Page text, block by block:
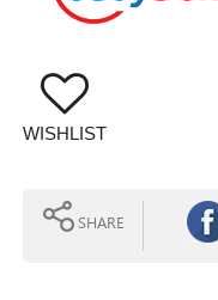
WISHLIST
SHARE